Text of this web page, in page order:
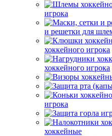
игрока
и решетки для
хоккейного игрока
хоккейного игрока
игрока
хоккейные